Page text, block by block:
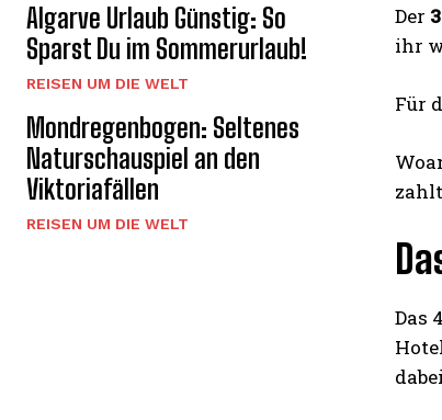
Algarve Urlaub Günstig: So
Sparst Du im Sommerurlaub!
REISEN UM DIE WELT
Mondregenbogen: Seltenes
Naturschauspiel an den
Viktoriafällen
REISEN UM DIE WELT
Der
ihr
Für
Das